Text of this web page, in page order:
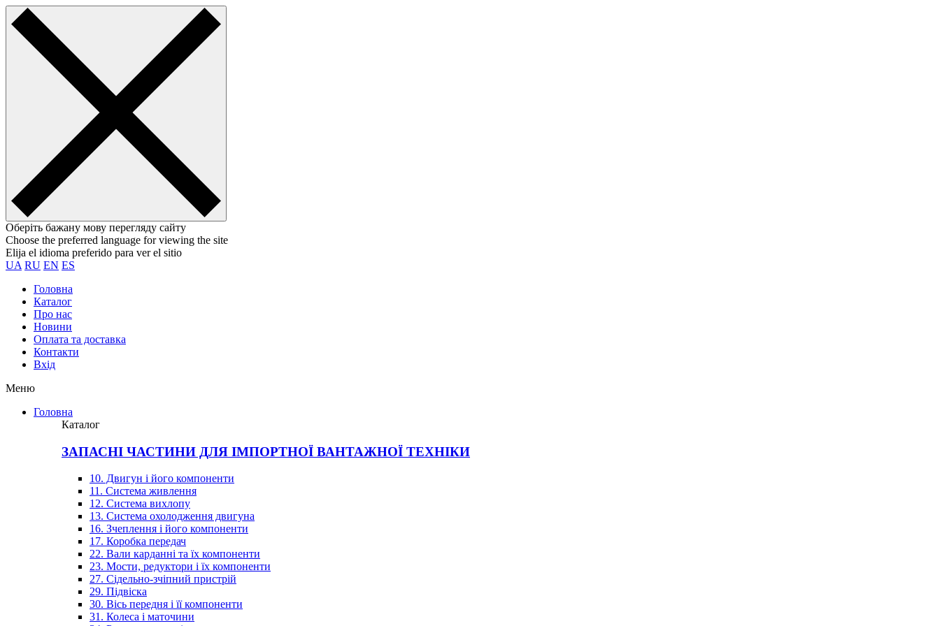
Оберіть бажану мову перегляду сайту
Choose the preferred language for viewing the site
Elija el idioma preferido para ver el sitio
UA RU EN ES
Головна
Каталог
Про нас
Новини
Оплата та доставка
Контакти
Вхiд
Меню
Головна
Каталог
ЗАПАСНІ ЧАСТИНИ ДЛЯ ІМПОРТНОЇ ВАНТАЖНОЇ ТЕХНІКИ
10. Двигун і його компоненти
11. Система живлення
12. Система вихлопу
13. Система охолодження двигуна
16. Зчеплення і його компоненти
17. Коробка передач
22. Вали карданні та їх компоненти
23. Мости, редуктори і їх компоненти
27. Сідельно-зчіпний пристрій
29. Підвіска
30. Вісь передня і її компоненти
31. Колеса і маточини